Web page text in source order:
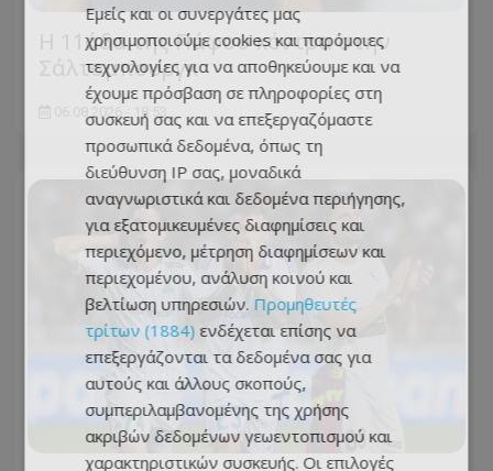
Η 11άδα της Πάφου κόντρα στην
Σάλτσμπουργκ
06.08.2026 - 18:53
Εμείς και οι συνεργάτες μας
χρησιμοποιούμε cookies και παρόμοιες
τεχνολογίες για να αποθηκεύουμε και να
έχουμε πρόσβαση σε πληροφορίες στη
συσκευή σας και να επεξεργαζόμαστε
προσωπικά δεδομένα, όπως τη
διεύθυνση IP σας, μοναδικά
αναγνωριστικά και δεδομένα περιήγησης,
για εξατομικευμένες διαφημίσεις και
περιεχόμενο, μέτρηση διαφημίσεων και
περιεχομένου, ανάλυση κοινού και
βελτίωση υπηρεσιών. Προμηθευτές
τρίτων (1884) ενδέχεται επίσης να
επεξεργάζονται τα δεδομένα σας για
αυτούς και άλλους σκοπούς,
συμπεριλαμβανομένης της χρήσης
ακριβών δεδομένων γεωεντοπισμού και
χαρακτηριστικών συσκευής. Οι επιλογές